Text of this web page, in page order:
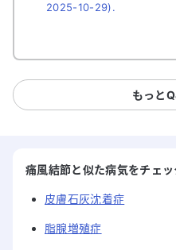
2025-10-29).
もっと
痛風結節と似た病気をチェッ
皮膚石灰沈着症
脂腺増殖症